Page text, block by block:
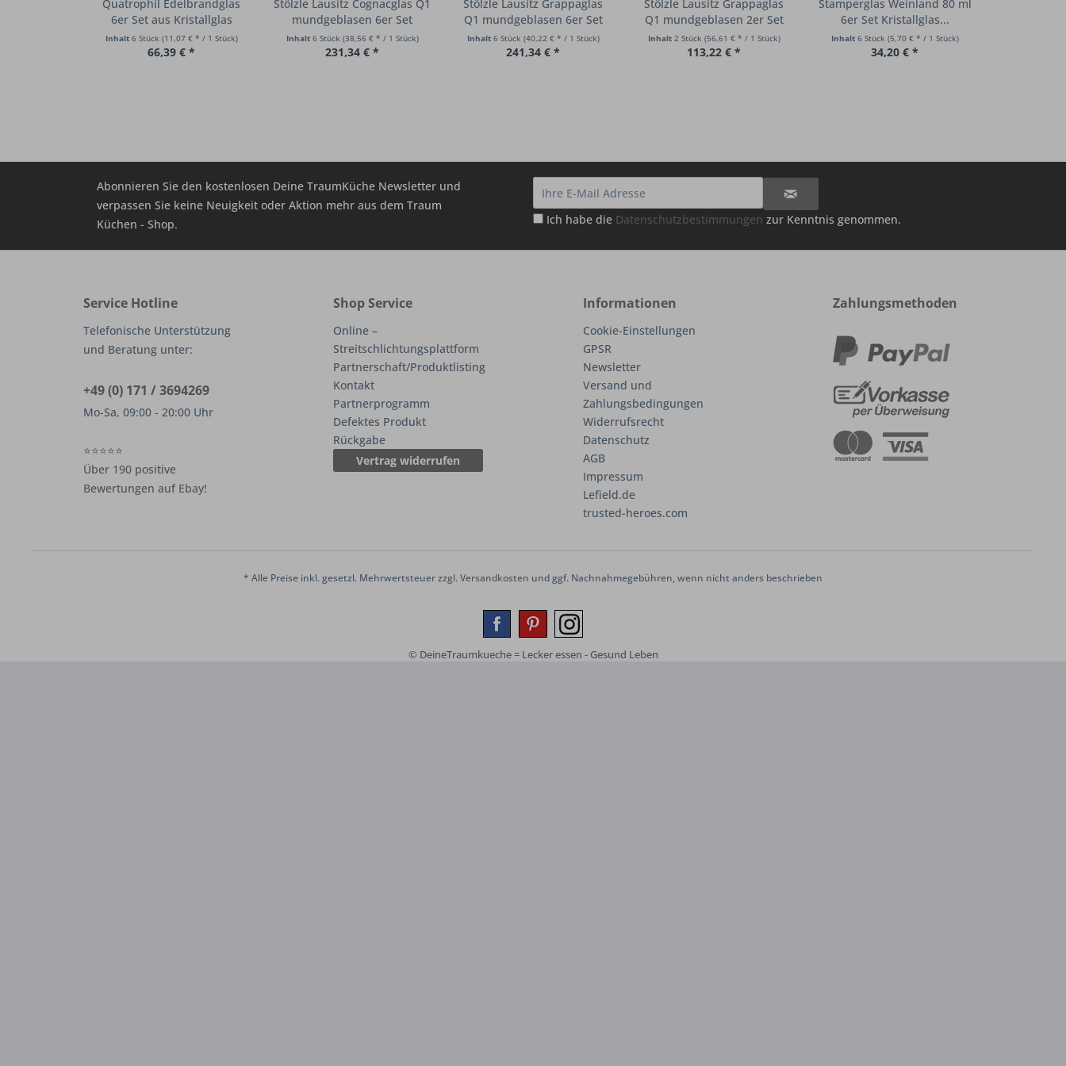
Quatrophil Edelbrandglas
6er Set aus Kristallglas
Inhalt 6 Stück (11,07 € * / 1 Stück)
66,39 € *
Stölzle Lausitz Cognacglas Q1
mundgeblasen 6er Set
Inhalt 6 Stück (38,56 € * / 1 Stück)
231,34 € *
Stölzle Lausitz Grappaglas
Q1 mundgeblasen 6er Set
Inhalt 6 Stück (40,22 € * / 1 Stück)
241,34 € *
Stölzle Lausitz Grappaglas
Q1 mundgeblasen 2er Set
Inhalt 2 Stück (56,61 € * / 1 Stück)
113,22 € *
Stamperglas Weinland 80 ml
6er Set Kristallglas...
Inhalt 6 Stück (5,70 € * / 1 Stück)
34,20 € *
Abonnieren Sie den kostenlosen Deine TraumKüche Newsletter und
verpassen Sie keine Neuigkeit oder Aktion mehr aus dem Traum
Küchen - Shop.
Ich habe die Datenschutzbestimmungen zur Kenntnis genommen.
Service Hotline
Telefonische Unterstützung
und Beratung unter:
+49 (0) 171 / 3694269
Mo-Sa, 09:00 - 20:00 Uhr
⭐⭐⭐⭐⭐
Über 190 positive
Bewertungen auf Ebay!
Shop Service
Online –
Streitschlichtungsplattform
Partnerschaft/Produktlisting
Kontakt
Partnerprogramm
Defektes Produkt
Rückgabe
Vertrag widerrufen
Informationen
Cookie-Einstellungen
GPSR
Newsletter
Versand und
Zahlungsbedingungen
Widerrufsrecht
Datenschutz
AGB
Impressum
Lefield.de
trusted-heroes.com
Zahlungsmethoden
* Alle Preise inkl. gesetzl. Mehrwertsteuer zzgl.Versandkosten und ggf. Nachnahmegebühren, wenn nicht anders beschrieben
© DeineTraumkueche = Lecker essen - Gesund Leben